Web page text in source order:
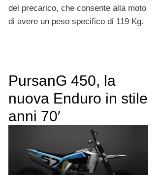
del precarico, che consente alla moto
di avere un peso specifico di 119 Kg.
PursanG 450, la
nuova Enduro in stile
anni 70′